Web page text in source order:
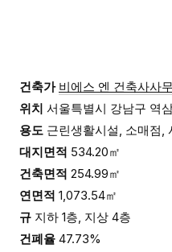
건축가 비에스 엔 건축사사
위치 서울특별시 강남구 역
용도 근린생활시설, 소매점,
대지면적 534.20㎡
건축면적 254.99㎡
연면적 1,073.54㎡
규 지하 1층, 지상 4층
건폐율 47.73%